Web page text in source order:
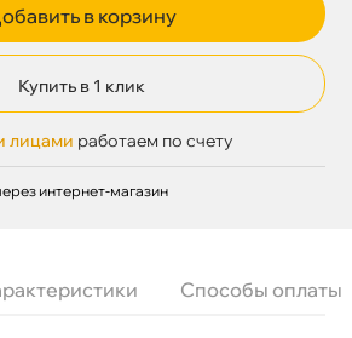
в корзину
Купить в 1 клик
лицами работаем по счету
интернет-магазин
Способы оплаты